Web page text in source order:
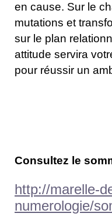
en cause. Sur le
mutations et
sur le plan
attitude servira
pour réussir un
Consultez le
http://marelle-
numerologie/